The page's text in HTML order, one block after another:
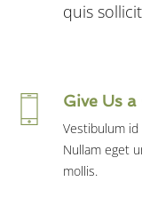
quis
Give Us a
Vestibulum
Nullam eget
mollis.